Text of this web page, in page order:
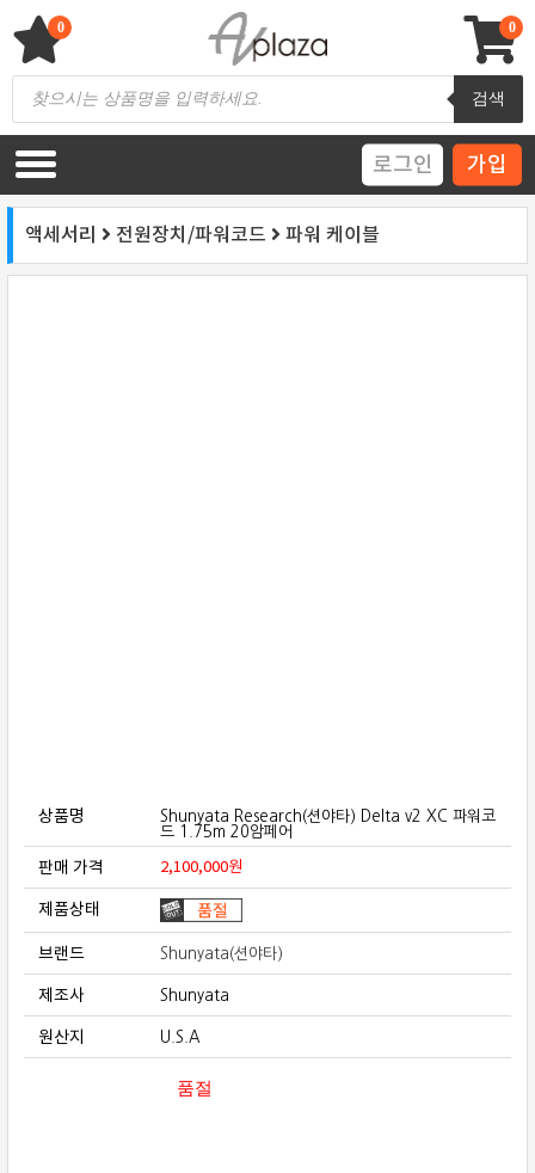
content
AV 플라자
하이파이 / 홈씨어터 전문 쇼핑몰
Products
search
검색
0
0
로그인 가입
액세서리 전원장치/파워코드 파워 케이블
상품명
Shunyata Research(션야타) Delta v2 XC 파워코
드 1.75m 20암페어
판매 가격 2,100,000원
제품상태
브랜드 Shunyata(션야타)
제조사 Shunyata
원산지 U.S.A
품절